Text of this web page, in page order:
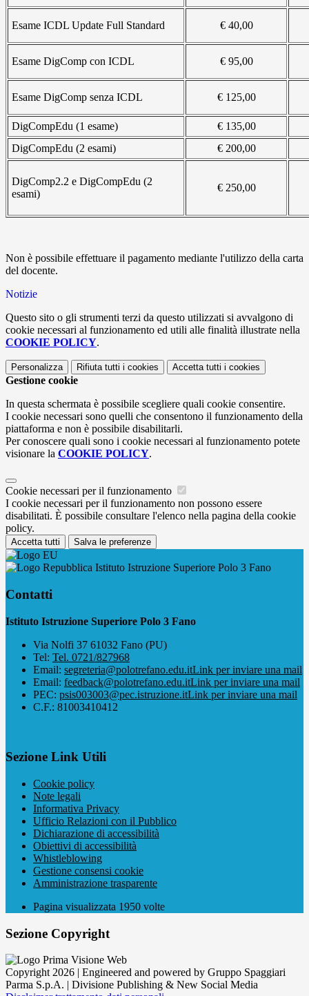
Esame ICDL Update Full Standard € 40,00
Esame DigComp con ICDL € 95,00
Esame DigComp senza ICDL € 125,00
DigCompEdu (1 esame)
€ 135,00
DigCompEdu (2 esami)
€ 200,00
DigComp2.2 e DigCompEdu (2
esami)
€ 250,00
Non è possibile effettuare il pagamento mediante l'utilizzo della carta
del docente.
Notizie
Questo sito o gli strumenti terzi da questo utilizzati si avvalgono di
cookie necessari al funzionamento ed utili alle finalità illustrate nella
COOKIE POLICY.
Personalizza Rifiuta tutti i cookies Accetta tutti i cookies
Gestione cookie
In questa schermata è possibile scegliere quali cookie consentire.
I cookie necessari sono quelli che consentono il funzionamento della
piattaforma e non è possibile disabilitarli.
Per conoscere quali sono i cookie necessari al funzionamento potete
visionare la COOKIE POLICY.
Cookie necessari per il funzionamento
I cookie necessari per il funzionamento non possono essere
disabilitati. È possibile consultare l'elenco nella pagina della cookie
policy.
Accetta tutti Salva le preferenze
Istituto Istruzione Superiore Polo 3 Fano
Contatti
Istituto Istruzione Superiore Polo 3 Fano
Via Nolfi 37 61032 Fano (PU)
Tel: Tel. 0721/827968
Email: segreteria@polotrefano.e​du.itLink per inviare una mail
Email: feedback@polotrefano.edu.itLink per inviare una mail
PEC: psis003003@pec.istruzione.itLink per inviare una mail
C.F.: 81003410412
Sezione Link Utili
Cookie policy
Note legali
Informativa Privacy
Ufficio Relazioni con il Pubblico
Dichiarazione di accessibilità
Obiettivi di accessibilità
Whistleblowing
Gestione consensi cookie
Amministrazione trasparente
Pagina visualizzata 1950 volte
Sezione Copyright
Copyright 2026 | Engineered and powered by Gruppo Spaggiari
Parma S.p.A. | Divisione Publishing & New Social Media